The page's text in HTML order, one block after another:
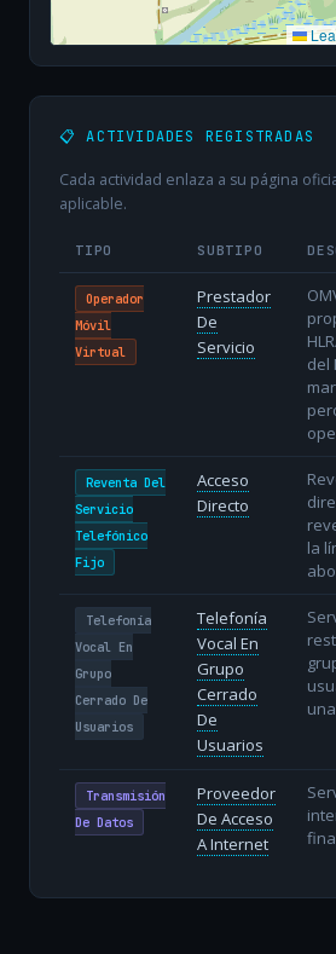
📋 ACTIVIDADES REGISTRADAS
Cada actividad enlaza a su página
aplicable.
TIPO SUBTIPO
Operador
Móvil
Virtual
Prestador
De
Servicio
del
Reventa Del
Servicio
Telefónico
Fijo
Acceso
Directo
la
Telefonía
Vocal En
Grupo
Cerrado De
Usuarios
Telefonía
Vocal En
Grupo
Cerrado
De
Usuarios
Transmisión
De Datos
Proveedor
De Acceso
A Internet